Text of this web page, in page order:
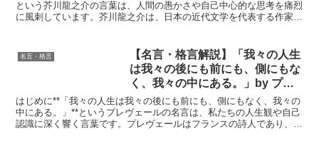
という芥川龍之介の言葉は、人間の愚かさや自己中心的な思考を痛烈
に風刺しています。芥川龍之介は、日本の近代文学を代表する作家で
名言・格言
【名言・格言解説】「我々の人生
は我々の後にも前にも、側にもな
く、我々の中にある。」by プレ
ヴェールの深い意味と得られる教
訓
はじめに**「我々の人生は我々の後にも前にも、側にもなく、我々の
中にある。」**というプレヴェールの名言は、私たちの人生観や自己
認識に深く響く言葉です。プレヴェールはフランスの詩人であり、彼